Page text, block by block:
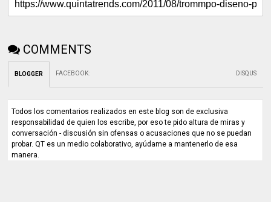
COMMENTS
BLOGGER FACEBOOK: DISQUS
Todos los comentarios realizados en este blog son de exclusiva
responsabilidad de quien los escribe, por eso te pido altura de miras y
conversación - discusión sin ofensas o acusaciones que no se puedan
probar. QT es un medio colaborativo, ayúdame a mantenerlo de esa
manera.